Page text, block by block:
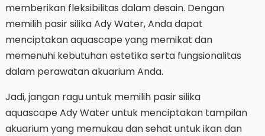
memberikan fleksibilitas dalam desain. Dengan
memilih pasir silika Ady Water, Anda dapat
menciptakan aquascape yang memikat dan
memenuhi kebutuhan estetika serta fungsionalitas
dalam perawatan akuarium Anda.
Jadi, jangan ragu untuk memilih pasir silika
aquascape Ady Water untuk menciptakan tampilan
akuarium yang memukau dan sehat untuk ikan dan